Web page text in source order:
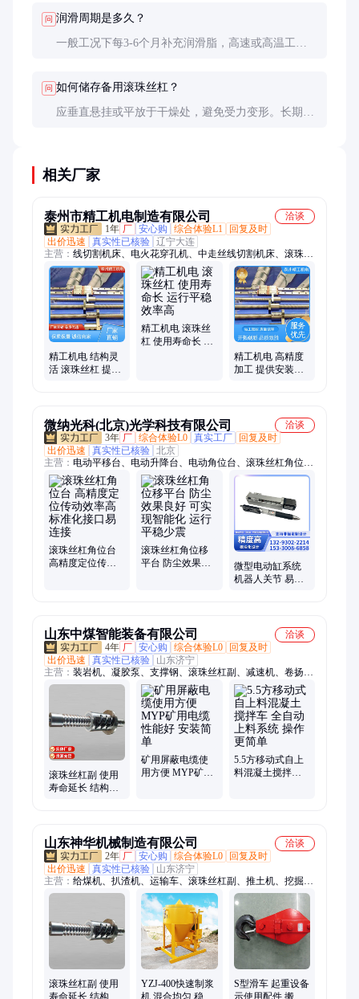
问 润滑周期是多久？
一般工况下每3-6个月补充润滑脂，高速或高温工况
问 如何储存备用滚珠丝杠？
应垂直悬挂或平放于干燥处，避免受力变形。长期储
相关厂家
泰州市精工机电制造有限公司
洽谈
1年 厂 安心购 综合体验L1
回复及时
出价迅速
真实性已核验 辽宁大连
主营： 线切割机床、电火花穿孔机、中走丝线切割机床、滚珠丝
杠、快走丝线切割机床、电火花线切割机床、电火花机、滚珠花
键副、镶钢导轨、线切割
精工机电 结构灵
活 滚珠丝杠 提供
精工机电 滚珠丝
杠 使用寿命长 运
精工机电 高精度
加工 提供安装指
微纳光科(北京)光学科技有限公司
洽谈
3年 厂 综合体验L0 真实工厂
回复及时
出价迅速
真实性已核验 北京
主营： 电动平移台、电动升降台、电动角位台、滚珠丝杠角位
台、电动转台、光学平台、大理石平台、二维整体移动台、多轴
转台、电动组合台、压电平移台、真空位移台、直驱滑台、直驱
转台、气浮转台、光学镜架、电动滑台、光学镜片、手动位移
台、手动滑台、高精度组合台、手动倾斜台、精密手动旋转台、
隔振光学平台、气浮光学平台、电动多维组合台
滚珠丝杠角位台
高精度定位传动
滚珠丝杠角位移
平台 防尘效果良
微型电动缸系统
机器人关节 易于
山东中煤智能装备有限公司
洽谈
4年 厂 安心购 综合体验L0
回复及时
出价迅速
真实性已核验
山东济宁
主营： 装岩机、凝胶泵、支撑钢、滚珠丝杠副、减速机、卷扬
机、洒水车、渣土车、喷雾机、pdc钻头、集便器、割煤机、电
动机、调整器、扳道器、砂浆泵、刷靴机、锁轨器、装药器、喷
浆机、真空泵、千斤顶、电源箱、封包机、稳压器、破碎斗
滚珠丝杠副 使用
寿命延长 结构合
矿用屏蔽电缆使
用方便 MYP矿用
5.5方移动式自上
料混凝土搅拌车
山东神华机械制造有限公司
洽谈
2年 厂 安心购 综合体验L0
回复及时
出价迅速
真实性已核验
山东济宁
主营： 给煤机、扒渣机、运输车、滚珠丝杠副、推土机、挖掘
机、运输工具、支护装备、加厚钢板、潜孔钻机、凿岩台车、运
输设备、斜井人车、矿用四不像、底卸式矿车、矿山自卸车、固
定式矿车、侧卸式矿车、翻斗式矿车、矿用翻斗车、回转抓岩
机、柴油机铲运车、固定式矿用车、单体液压支柱、矿用风机电
滚珠丝杠副 使用
YZJ-400快速制浆
S型滑车 起重设备